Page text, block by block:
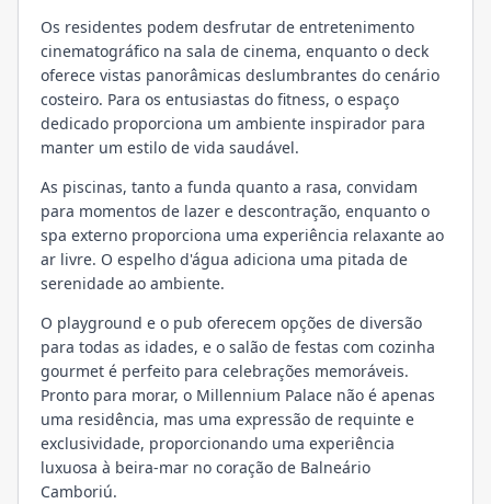
Os residentes podem desfrutar de entretenimento
cinematográfico na sala de cinema, enquanto o deck
oferece vistas panorâmicas deslumbrantes do cenário
costeiro. Para os entusiastas do fitness, o espaço
dedicado proporciona um ambiente inspirador para
manter um estilo de vida saudável.
As piscinas, tanto a funda quanto a rasa, convidam
para momentos de lazer e descontração, enquanto o
spa externo proporciona uma experiência relaxante ao
ar livre. O espelho d'água adiciona uma pitada de
serenidade ao ambiente.
O playground e o pub oferecem opções de diversão
para todas as idades, e o salão de festas com cozinha
gourmet é perfeito para celebrações memoráveis.
Pronto para morar, o Millennium Palace não é apenas
uma residência, mas uma expressão de requinte e
exclusividade, proporcionando uma experiência
luxuosa à beira-mar no coração de Balneário
Camboriú.